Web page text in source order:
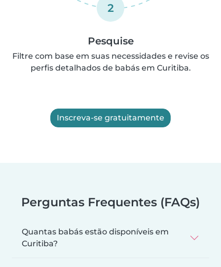
2
Pesquise
Filtre com base em suas necessidades e revise os
perfis detalhados de babás em Curitiba.
Inscreva-se gratuitamente
Perguntas Frequentes (FAQs)
Quantas babás estão disponíveis em
Curitiba?